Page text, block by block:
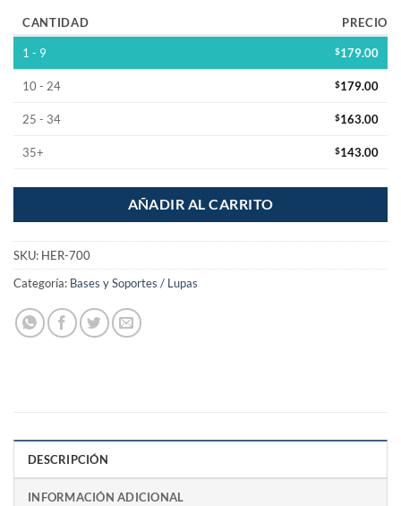
CANTIDAD PRECIO
1 - 9 $179.00
10 - 24 $179.00
25 - 34 $163.00
35+ $143.00
AÑADIR AL CARRITO
SKU: HER-700
Categoría: Bases y Soportes / Lupas
DESCRIPCIÓN
INFORMACIÓN ADICIONAL